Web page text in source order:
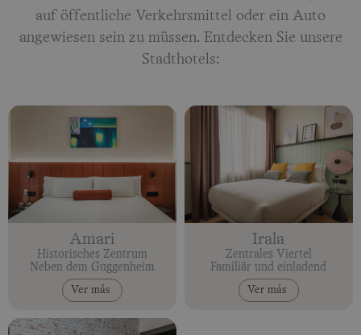
auf öffentliche Verkehrsmittel oder ein Auto
angewiesen sein zu müssen. Entdecken Sie unsere
Stadthotels:
Amari
Historisches Zentrum
Neben dem Guggenheim
Ver más
Irala
Zentrales Viertel
Familiär und einladend
Ver más